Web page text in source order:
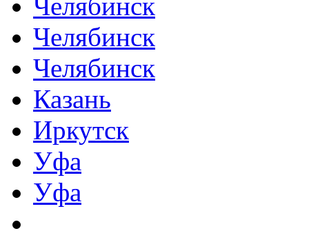
Челябинск
Челябинск
Казань
Иркутск
Уфа
Уфа